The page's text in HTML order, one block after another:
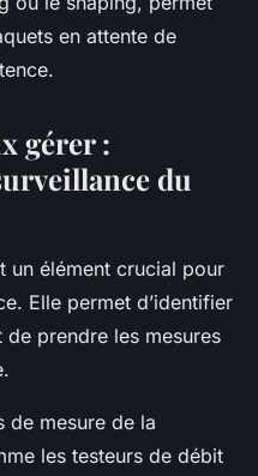
en attente de
gérer :
du
un élément crucial pour
Elle permet d’identifier
prendre les mesures
de mesure de la
les testeurs de débit